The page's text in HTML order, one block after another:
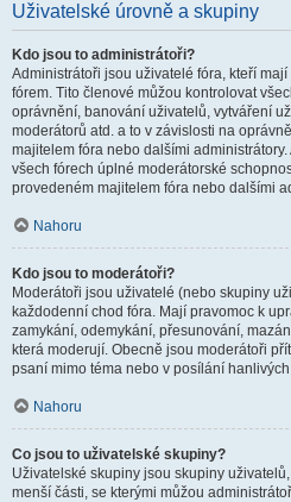
Uživatelské úrovně a skupiny
Kdo jsou to administrátoři?
Administrátoři jsou uživatelé fóra, kteří
fórem. Tito členové můžou kontrolovat
oprávnění, banování uživatelů, vytváření
moderátorů atd. a to v závislosti na
majitelem fóra nebo dalšími
všech fórech úplné moderátorské
provedeném majitelem fóra nebo dalšími
Nahoru
Kdo jsou to moderátoři?
Moderátoři jsou uživatelé (nebo skupiny
každodenní chod fóra. Mají pravomoc k
zamykání, odemykání, přesunování,
která moderují. Obecně jsou moderátoři
psaní mimo téma nebo v posílání
Nahoru
Co jsou to uživatelské skupiny?
Uživatelské skupiny jsou skupiny
menší části, se kterými můžou